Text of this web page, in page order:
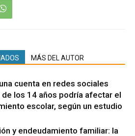
MÁS DEL AUTOR
cuenta en redes sociales
de los 14 años podría afectar el
escolar, según un estudio
y endeudamiento familiar: la